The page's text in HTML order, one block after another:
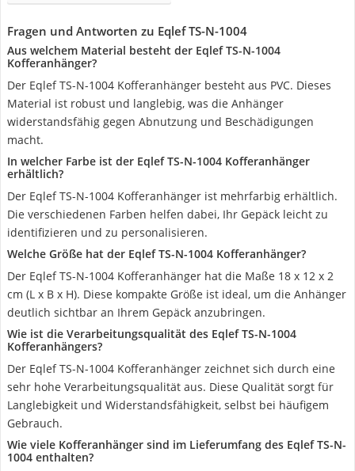
Fragen und Antworten zu Eqlef TS-N-1004
Aus welchem Material besteht der Eqlef TS-N-1004
Kofferanhänger?
Der Eqlef TS-N-1004 Kofferanhänger besteht aus PVC. Dieses
Material ist robust und langlebig, was die Anhänger
widerstandsfähig gegen Abnutzung und Beschädigungen
macht.
In welcher Farbe ist der Eqlef TS-N-1004 Kofferanhänger
erhältlich?
Der Eqlef TS-N-1004 Kofferanhänger ist mehrfarbig erhältlich.
Die verschiedenen Farben helfen dabei, Ihr Gepäck leicht zu
identifizieren und zu personalisieren.
Welche Größe hat der Eqlef TS-N-1004 Kofferanhänger?
Der Eqlef TS-N-1004 Kofferanhänger hat die Maße 18 x 12 x 2
cm (L x B x H). Diese kompakte Größe ist ideal, um die Anhänger
deutlich sichtbar an Ihrem Gepäck anzubringen.
Wie ist die Verarbeitungsqualität des Eqlef TS-N-1004
Kofferanhängers?
Der Eqlef TS-N-1004 Kofferanhänger zeichnet sich durch eine
sehr hohe Verarbeitungsqualität aus. Diese Qualität sorgt für
Langlebigkeit und Widerstandsfähigkeit, selbst bei häufigem
Gebrauch.
Wie viele Kofferanhänger sind im Lieferumfang des Eqlef TS-N-
1004 enthalten?